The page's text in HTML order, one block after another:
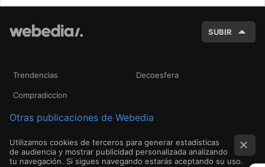
SUBIR
Trendencias Decoesfera
Compradiccion
Otras publicaciones de Webedia
Utilizamos cookies de terceros para generar estadísticas
de audiencia y mostrar publicidad personalizada analizando
tu navegación. Si sigues navegando estarás aceptando su uso.